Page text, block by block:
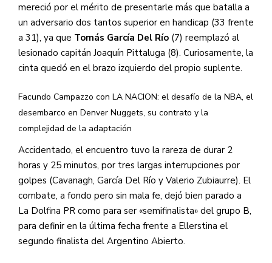
mereció por el mérito de presentarle más que batalla a
un adversario dos tantos superior en handicap (33 frente
a 31), ya que Tomás García Del Río (7) reemplazó al
lesionado capitán Joaquín Pittaluga (8). Curiosamente, la
cinta quedó en el brazo izquierdo del propio suplente.
Facundo Campazzo con LA NACION: el desafío de la NBA, el
desembarco en Denver Nuggets, su contrato y la
complejidad de la adaptación
Accidentado, el encuentro tuvo la rareza de durar 2
horas y 25 minutos, por tres largas interrupciones por
golpes (Cavanagh, García Del Río y Valerio Zubiaurre). El
combate, a fondo pero sin mala fe, dejó bien parado a
La Dolfina PR como para ser «semifinalista» del grupo B,
para definir en la última fecha frente a Ellerstina el
segundo finalista del Argentino Abierto.